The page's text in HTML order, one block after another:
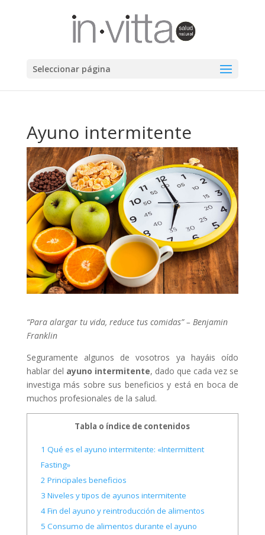
Seleccionar página
Ayuno intermitente
“Para alargar tu vida, reduce tus comidas” – Benjamin
Franklin
Seguramente algunos de vosotros ya hayáis oído
hablar del ayuno intermitente, dado que cada vez se
investiga más sobre sus beneficios y está en boca de
muchos profesionales de la salud.
Tabla o índice de contenidos
1 Qué es el ayuno intermitente: «Intermittent
Fasting»
2 Principales beneficios
3 Niveles y tipos de ayunos intermitente
4Fin del ayuno y reintroducción de alimentos
5 Consumo de alimentos durante el ayuno